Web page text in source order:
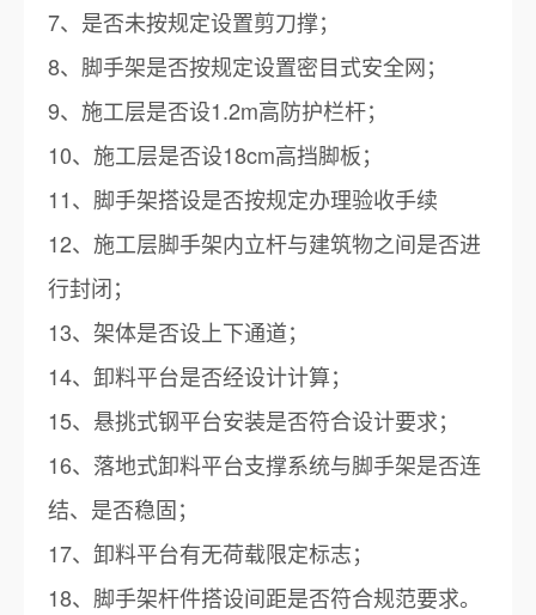
7、是否未按规定设置剪刀撑；
8、脚手架是否按规定设置密目式安全网；
9、施工层是否设1.2m高防护栏杆；
10、施工层是否设18cm高挡脚板；
11、脚手架搭设是否按规定办理验收手续
12、施工层脚手架内立杆与建筑物之间是否进
行封闭；
13、架体是否设上下通道；
14、卸料平台是否经设计计算；
15、悬挑式钢平台安装是否符合设计要求；
16、落地式卸料平台支撑系统与脚手架是否连
结、是否稳固；
17、卸料平台有无荷载限定标志；
18、脚手架杆件搭设间距是否符合规范要求。